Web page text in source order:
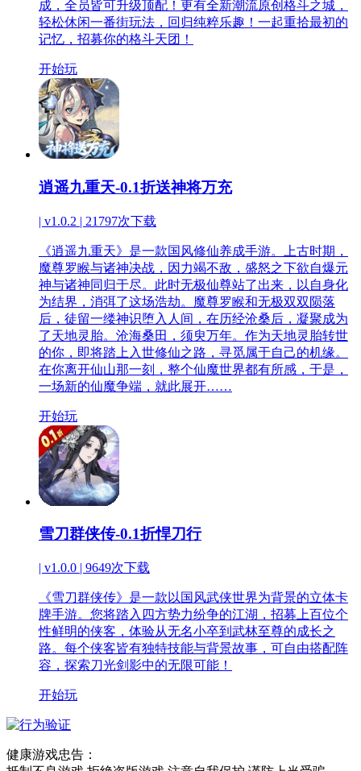
成，全员皆可升级顶配！更有全新潮流原创格斗之城，
轻松休闲一番街玩法，回归纯粹乐趣！一起重拾最初的
记忆，招募你的格斗天团！
开始玩
逍遥九重天-0.1折送神将万充
| v1.0.2 | 21797次下载
《逍遥九重天》是一款国风修仙养成手游。上古时期，
魔尊罗睺与诸神决战，因力竭不敌，盛怒之下欲自爆元
神与诸神同归于尽。此时无极仙尊站了出来，以自身化
为结界，消弭了这场浩劫。魔尊罗睺和无极双双陨落
后，徒留一缕神识堕入人间，在历经沧桑后，凝聚成为
了天地灵胎。沧海桑田，须臾万年。作为天地灵胎转世
的你，即将踏上入世修仙之路，寻觅属于自己的机缘。
在你离开仙山那一刻，整个仙魔世界都有所感，于是，
一场新的仙魔争端，就此展开……
开始玩
雪刀群侠传-0.1折悍刀行
| v1.0.0 | 9649次下载
《雪刀群侠传》是一款以国风武侠世界为背景的立体卡
牌手游。您将踏入四方势力纷争的江湖，招募上百位个
性鲜明的侠客，体验从无名小卒到武林至尊的成长之
路。每个侠客皆有独特技能与背景故事，可自由搭配阵
容，探索刀光剑影中的无限可能！
开始玩
健康游戏忠告：